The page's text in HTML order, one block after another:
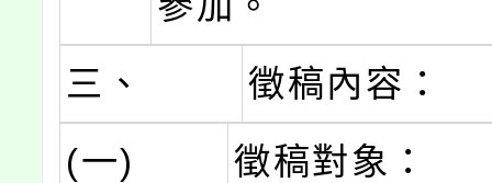
三、
徵稿內容：
(一)
徵稿對象：